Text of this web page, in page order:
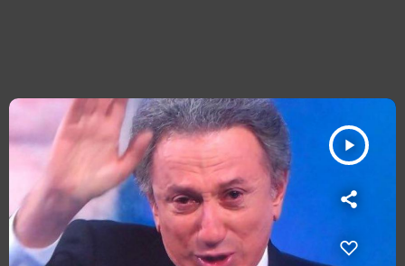
play_arrow